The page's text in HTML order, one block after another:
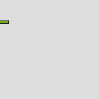
Untermenü